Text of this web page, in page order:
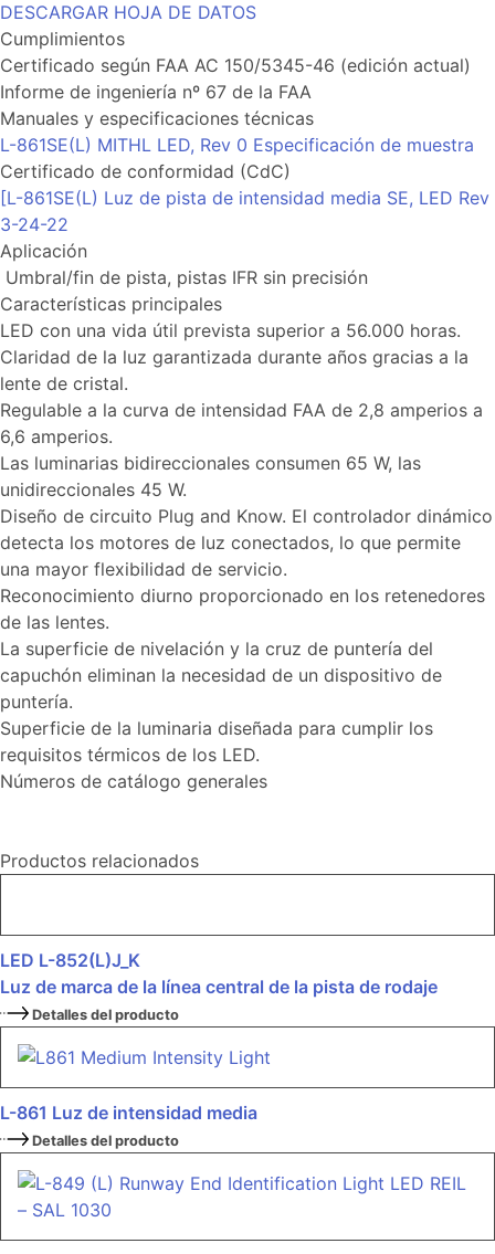
DESCARGAR HOJA DE DATOS
Cumplimientos
Certificado según FAA AC 150/5345-46 (edición actual)
Informe de ingeniería nº 67 de la FAA
Manuales y especificaciones técnicas
L-861SE(L) MITHL LED, Rev 0 Especificación de muestra
Certificado de conformidad (CdC)
[L-861SE(L) Luz de pista de intensidad media SE, LED Rev
3-24-22
Aplicación
Umbral/fin de pista, pistas IFR sin precisión
Características principales
LED con una vida útil prevista superior a 56.000 horas.
Claridad de la luz garantizada durante años gracias a la
lente de cristal.
Regulable a la curva de intensidad FAA de 2,8 amperios a
6,6 amperios.
Las luminarias bidireccionales consumen 65 W, las
unidireccionales 45 W.
Diseño de circuito Plug and Know. El controlador dinámico
detecta los motores de luz conectados, lo que permite
una mayor flexibilidad de servicio.
Reconocimiento diurno proporcionado en los retenedores
de las lentes.
La superficie de nivelación y la cruz de puntería del
capuchón eliminan la necesidad de un dispositivo de
puntería.
Superficie de la luminaria diseñada para cumplir los
requisitos térmicos de los LED.
Números de catálogo generales
Productos relacionados
LED L-852(L)J_K
Luz de marca de la línea central de la pista de rodaje
Detalles del producto
L-861 Luz de intensidad media
Detalles del producto